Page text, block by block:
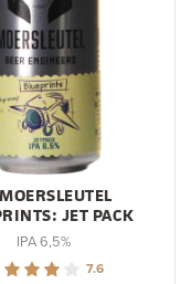
JET PACK
IPA 6,5%
7.6